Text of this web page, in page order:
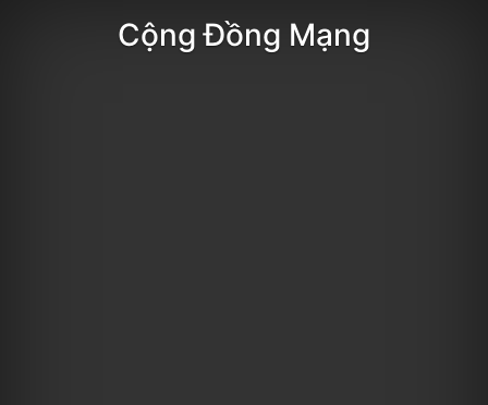
Cộng Đồng Mạng